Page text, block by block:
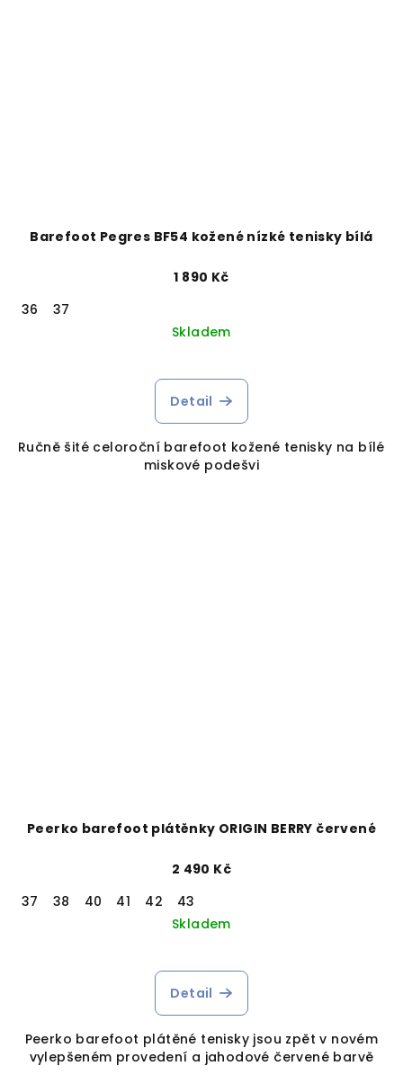
Barefoot Pegres BF54 kožené nízké tenisky bílá
1 890 Kč
36
37
Skladem
Detail
Ručně šité celoroční barefoot kožené tenisky na bílé
miskové podešvi
Peerko barefoot plátěnky ORIGIN BERRY červené
2 490 Kč
37
38 40 41 42
43
Skladem
Detail
Peerko barefoot plátěné tenisky jsou zpět v novém
vylepšeném provedení a jahodové červené barvě